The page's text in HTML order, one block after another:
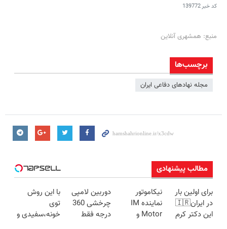
کد خبر139772
منبع: همشهری آنلاین
برچسب‌ها
مجله نهادهای دفاعی ایران
مطالب پیشنهادی
برای اولین بار
در ایران🇮🇷
این دکتر کرم
نیکاموتور
نماینده IM
Motor و
دوربین لامپی
چرخشی 360
درجه فقط
با این روش
توی
خونه،سفیدی و